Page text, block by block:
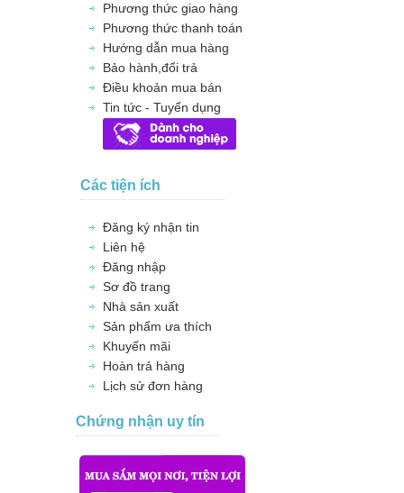
Phương thức giao hàng
Phương thức thanh toán
Hướng dẫn mua hàng
Bảo hành,đổi trả
Điều khoản mua bán
Tin tức - Tuyển dụng
Các tiện ích
Đăng ký nhận tin
Liên hệ
Đăng nhập
Sơ đồ trang
Nhà sản xuất
Sản phẩm ưa thích
Khuyến mãi
Hoàn trả hàng
Lịch sử đơn hàng
Chứng nhận uy tín